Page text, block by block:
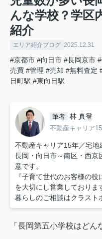
んな学校？学区
紹介
エリア紹介ブログ 2025.12.31
#京都市 #向日市 #長岡京市
売買 #管理 #売却 #無料査定
日町駅 #東向日駅
筆者 林 真登
不動産キャリア
不動産キャリア15年／宅地
長岡・向日市～南区・西京
意です。
『子育て世代のお客様の
を大切にし営業しておりま
暮らしのご相談はクラスト
「長岡第五小学校はどん